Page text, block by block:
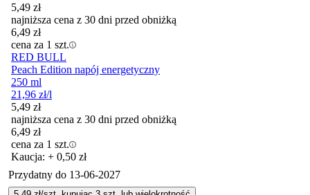
5,49 zł
najniższa cena z 30 dni przed obniżką
6,49 zł
cena za 1 szt.
RED BULL
Peach Edition napój energetyczny
250 ml
21,96 zł/l
5,49 zł
najniższa cena z 30 dni przed obniżką
6,49 zł
cena za 1 szt.
Kaucja: + 0,50 zł
Przydatny do 13-06-2027